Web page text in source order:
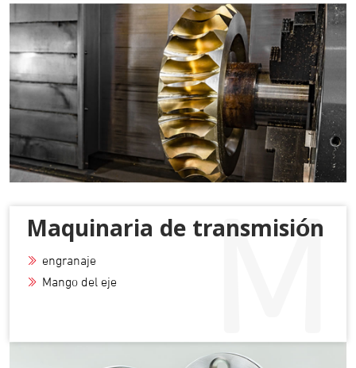
Maquinaria de transmisión
engranaje
Mango del eje